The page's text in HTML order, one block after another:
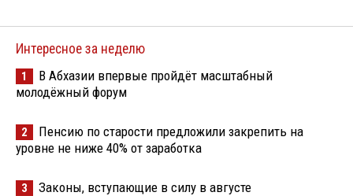
Интересное за неделю
1
В Абхазии впервые пройдёт масштабный
молодёжный форум
2
Пенсию по старости предложили закрепить на
уровне не ниже 40% от заработка
3 Законы, вступающие в силу в августе